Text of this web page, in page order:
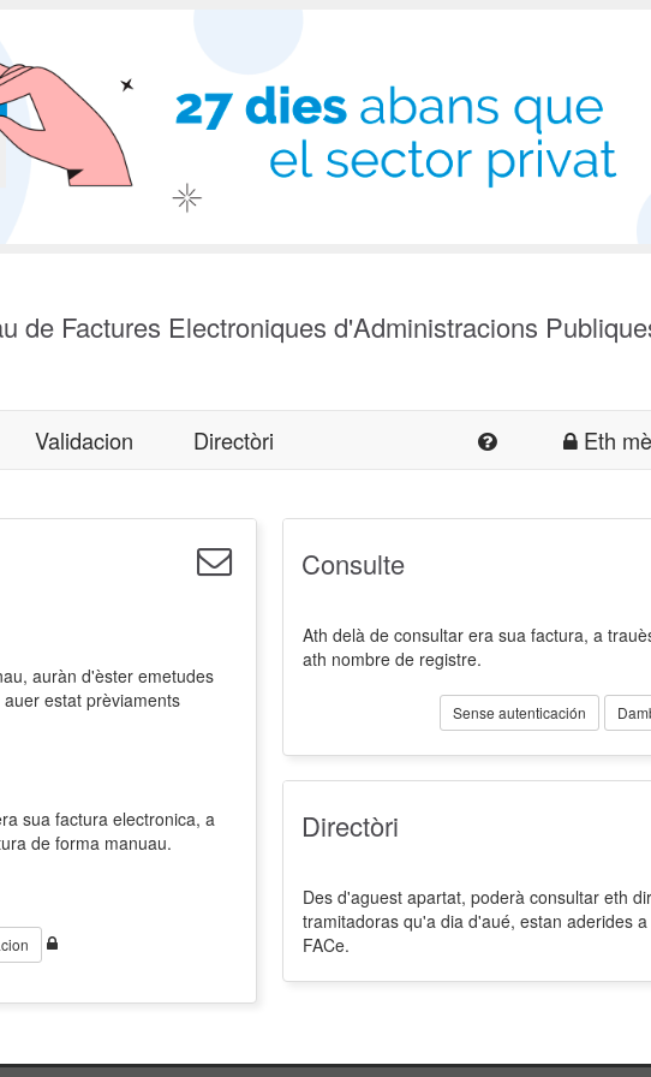
de Factures Electroniques d'Administracions
Validacion Directòri Eth
auràn d'èster emetudes
estat prèviaments
sua factura electronica, a
de forma manuau.
Consulte
Ath delà de consultar era sua factura, a
ath nombre de registre.
Sense autenticación
Directòri
Des d'aguest apartat, poderà consultar eth
tramitadoras qu'a dia d'aué, estan aderides
FACe.